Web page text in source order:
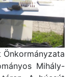
Önkormányzata
Mihály-